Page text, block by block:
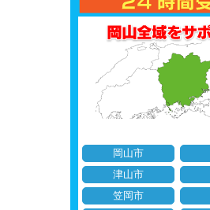
岡山市
津山市
笠岡市